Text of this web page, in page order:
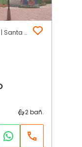
CENTRO HISTORICO | Area Urbana | Santa Marta